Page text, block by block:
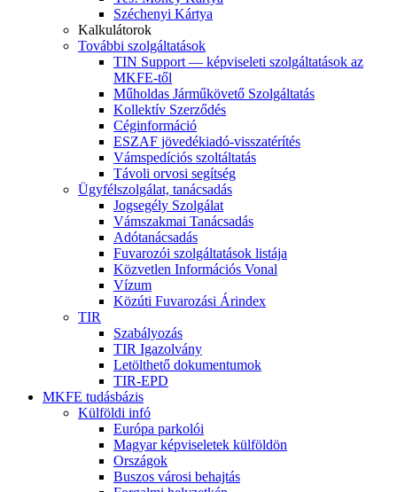
Széchenyi Kártya
Kalkulátorok
További szolgáltatások
TIN Support — képviseleti szolgáltatások az
MKFE-től
Műholdas Járműkövető Szolgáltatás
Kollektív Szerződés
Céginformáció
ESZAF jövedékiadó-visszatérítés
Vámspedíciós szoltáltatás
Távoli orvosi segítség
Ügyfélszolgálat, tanácsadás
Jogsegély Szolgálat
Vámszakmai Tanácsadás
Adótanácsadás
Fuvarozói szolgáltatások listája
Közvetlen Információs Vonal
Vízum
Közúti Fuvarozási Árindex
TIR
Szabályozás
TIR Igazolvány
Letölthető dokumentumok
TIR-EPD
MKFE tudásbázis
Külföldi infó
Európa parkolói
Magyar képviseletek külföldön
Országok
Buszos városi behajtás